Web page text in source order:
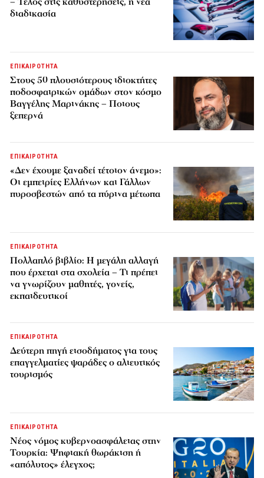
διαδικασία
ΕΠΙΚΑΙΡΟΤΗΤΑ
Στους 50 πλουσιότερους ιδιοκτήτες
ποδοσφαιρικών ομάδων στον κόσμο
Βαγγέλης Μαρινάκης – Ποιους
ξεπερνά
ΕΠΙΚΑΙΡΟΤΗΤΑ
«Δεν έχουμε ξαναδεί τέτοιον άνεμο»:
Οι εμπειρίες Ελλήνων και Γάλλων
πυροσβεστών από τα πύρινα μέτωπα
ΕΠΙΚΑΙΡΟΤΗΤΑ
Πολλαπλό βιβλίο: Η μεγάλη αλλαγή
που έρχεται στα σχολεία – Τι πρέπει
να γνωρίζουν μαθητές, γονείς,
εκπαιδευτικοί
ΕΠΙΚΑΙΡΟΤΗΤΑ
Δεύτερη πηγή εισοδήματος για τους
επαγγελματίες ψαράδες ο αλιευτικός
τουρισμός
ΕΠΙΚΑΙΡΟΤΗΤΑ
Νέος νόμος κυβερνοασφάλειας στην
Τουρκία: Ψηφιακή θωράκιση ή
«απόλυτος» έλεγχος;